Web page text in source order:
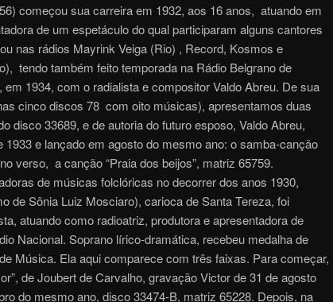
começou sua carreira em 1932, aos 16 anos, atuando em
de um espetáculo do qual participaram alguns cantores
nas rádios Mayrink Veiga (Rio) , Record, Kosmos e
tendo também feito temporada na Rádio Belgrano de
1934, com o radialista e compositor Valdo Abreu. De sua
cinco discos 78 com oito músicas), apresentamos duas
disco 33689, e de autoria do futuro esposo, Valdo Abreu,
1933 e lançado em agosto do mesmo ano: o samba-canção
verso, a canção “Praia dos beijos”, matriz 65759.
de músicas folclóricas no decorrer dos anos 1930,
de Sônia Luiz Mosciaro), carioca de Santa Tereza, foi
atuando como radioatriz, produtora e apresentadora de
Nacional. Soprano lírico-dramática, recebeu medalha de
Música. Ela aqui comparece com três faixas. Para começar,
de Joubert de Carvalho, gravação Victor de 31 de agosto
do mesmo ano, disco 33474-B, matriz 65228. Depois, na